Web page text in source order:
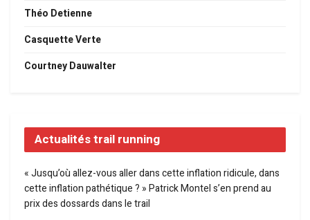
Théo Detienne
Casquette Verte
Courtney Dauwalter
Actualités trail running
« Jusqu’où allez-vous aller dans cette inflation ridicule, dans
cette inflation pathétique ? » Patrick Montel s’en prend au
prix des dossards dans le trail